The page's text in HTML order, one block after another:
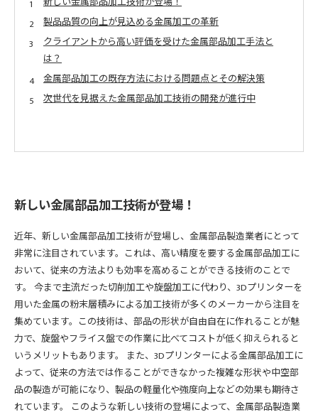
製品品質の向上が見込める金属加工の革新
クライアントから高い評価を受けた金属部品加工手法と
は？
金属部品加工の既存方法における問題点とその解決策
次世代を見据えた金属部品加工技術の開発が進行中
新しい金属部品加工技術が登場！
近年、新しい金属部品加工技術が登場し、金属部品製造業者にとって
非常に注目されています。これは、高い精度を要する金属部品加工に
おいて、従来の方法よりも効率を高めることができる技術のことで
す。 今まで主流だった切削加工や旋盤加工に代わり、3Dプリンターを
用いた金属の粉末層積みによる加工技術が多くのメーカーから注目を
集めています。この技術は、部品の形状が自由自在に作れることが魅
力で、旋盤やフライス盤での作業に比べてコストが低く抑えられると
いうメリットもあります。 また、3Dプリンターによる金属部品加工に
よって、従来の方法では作ることができなかった複雑な形状や中空部
品の製造が可能になり、製品の軽量化や強度向上などの効果も期待さ
れています。 このような新しい技術の登場によって、金属部品製造業